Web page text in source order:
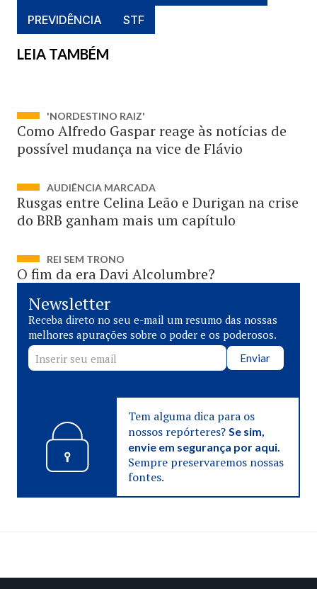
PREVIDÊNCIA
STF
LEIA TAMBÉM
'NORDESTINO RAIZ'
Como Alfredo Gaspar reage às notícias de
possível mudança na vice de Flávio
AUDIÊNCIA MARCADA
Rusgas entre Celina Leão e Durigan na crise
do BRB ganham mais um capítulo
REI SEM TRONO
O fim da era Davi Alcolumbre?
Newsletter
Receba direto no seu e-mail um resumo das nossas
melhores apurações sobre o poder e os poderosos.
Enviar
Tem alguma dica para os
nossos repórteres? Se sim,
envie em segurança por aqui.
Sempre preservaremos nossas
fontes.